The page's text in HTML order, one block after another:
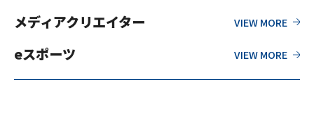
メディアクリエイター
eスポーツ